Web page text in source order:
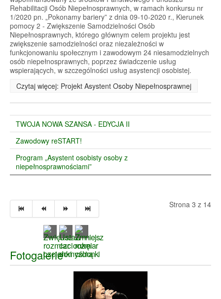
Rehabilitacji Osób Niepełnosprawnych, w ramach konkursu nr
1/2020 pn. „Pokonamy bariery” z dnia 09-10-2020 r., Kierunek
pomocy 2 - Zwiększenie Samodzielności Osób
Niepełnosprawnych, którego głównym celem projektu jest
zwiększenie samodzielności oraz niezależności w
funkcjonowaniu społecznym i zawodowym 24 niesamodzielnych
osób niepełnosprawnych, poprzez świadczenie usług
wspierających, w szczególności usług asystencji osobistej.
Czytaj więcej: Projekt Asystent Osoby Niepełnosprawnej
TWOJA NOWA SZANSA - EDYCJA II
Zawodowy reSTART!
Program „Asystent osobisty osoby z
niepełnosprawnościami”
Strona 3 z 14
Fotogalerie